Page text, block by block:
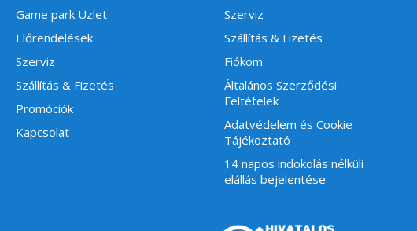
Game park Üzlet
Előrendelések
Szerviz
Szállítás & Fizetés
Promóciók
Kapcsolat
Szerviz
Szállítás & Fizetés
Fiókom
Általános Szerződési
Feltételek
Adatvédelem és Cookie
Tájékoztató
14 napos indokolás nélküli
elállás bejelentése